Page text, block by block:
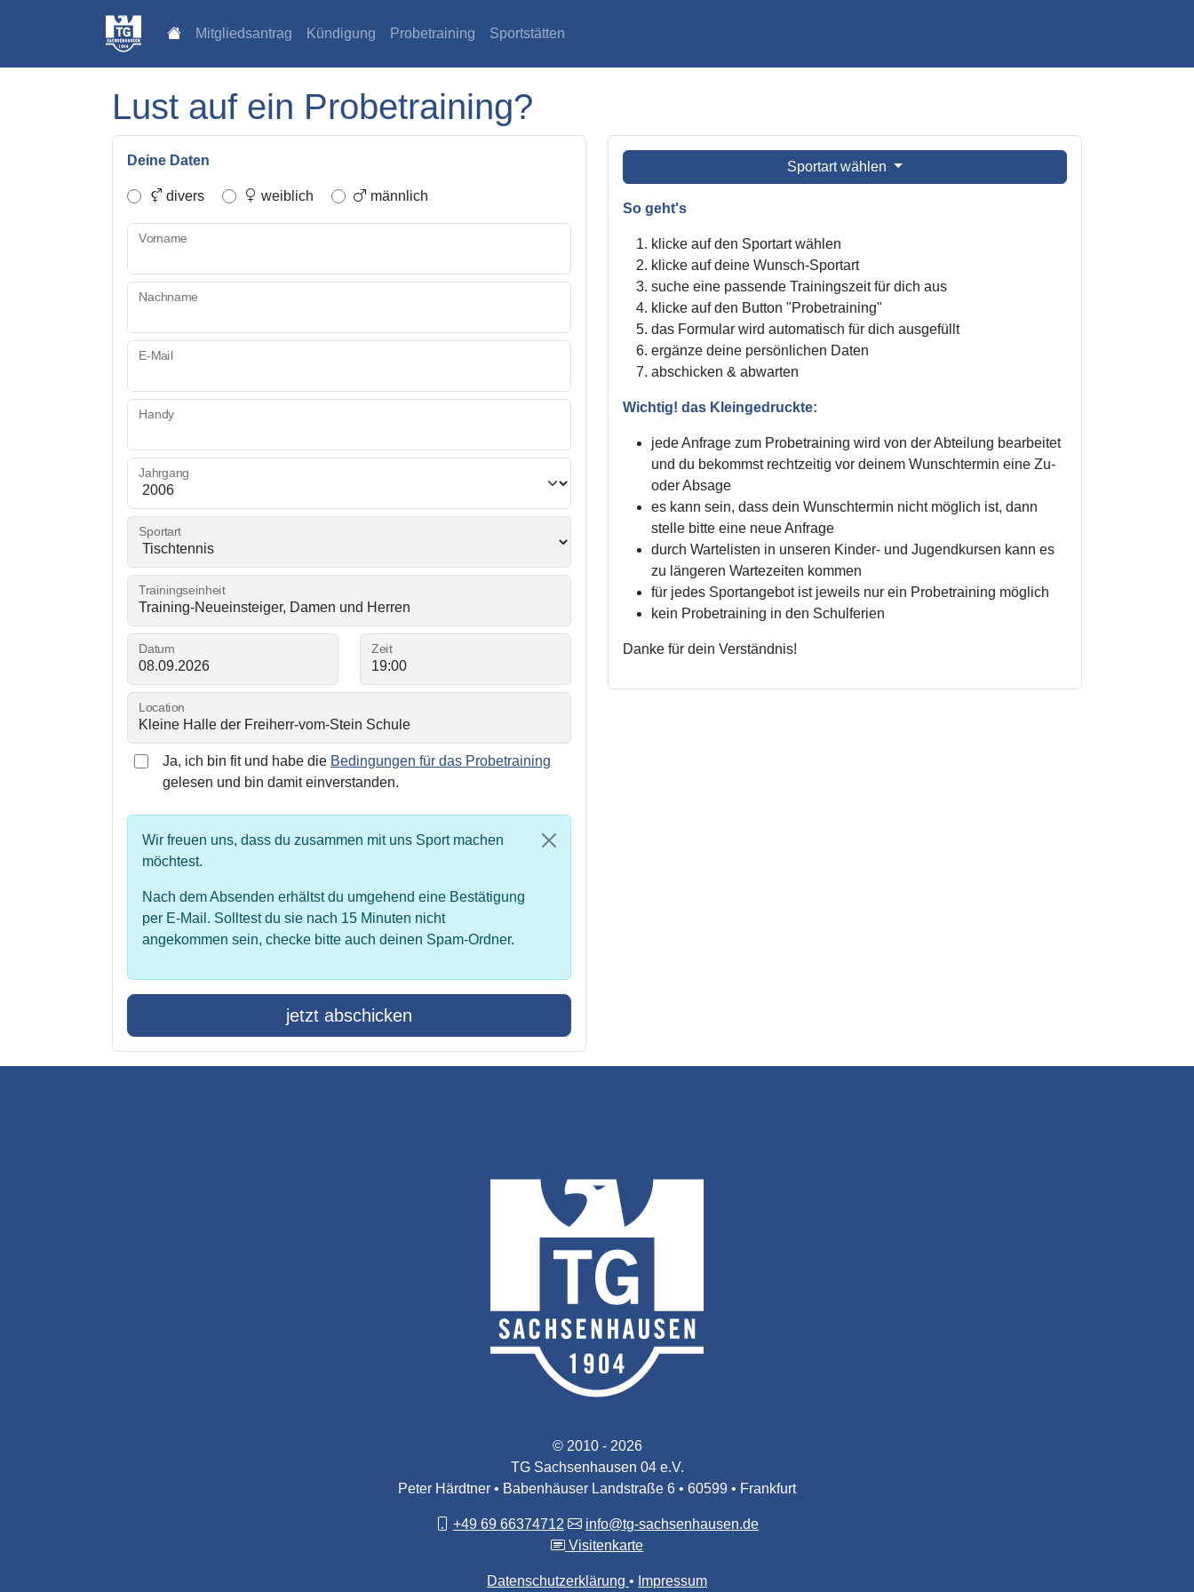
Mitgliedsantrag Kündigung Probetraining Sportstätten
Lust auf ein Probetraining?
Deine Daten
divers weiblich männlich
Vorname
Nachname
E-Mail
Handy
Jahrgang
Sportart
Trainingseinheit
Datum Zeit
Location
Ja, ich bin fit und habe die Bedingungen für das Probetraining
gelesen und bin damit einverstanden.
Wir freuen uns, dass du zusammen mit uns Sport machen
möchtest.
Nach dem Absenden erhältst du umgehend eine Bestätigung
per E-Mail. Solltest du sie nach 15 Minuten nicht
angekommen sein, checke bitte auch deinen Spam-Ordner.
jetzt abschicken
Sportart wählen
So geht's
klicke auf den Sportart wählen
klicke auf deine Wunsch-Sportart
suche eine passende Trainingszeit für dich aus
klicke auf den Button "Probetraining"
das Formular wird automatisch für dich ausgefüllt
ergänze deine persönlichen Daten
abschicken & abwarten
Wichtig! das Kleingedruckte:
jede Anfrage zum Probetraining wird von der Abteilung bearbeitet
und du bekommst rechtzeitig vor deinem Wunschtermin eine Zu-
oder Absage
es kann sein, dass dein Wunschtermin nicht möglich ist, dann
stelle bitte eine neue Anfrage
durch Wartelisten in unseren Kinder- und Jugendkursen kann es
zu längeren Wartezeiten kommen
für jedes Sportangebot ist jeweils nur ein Probetraining möglich
kein Probetraining in den Schulferien
Danke für dein Verständnis!
© 2010 - 2026
TG Sachsenhausen 04 e.V.
Peter Härdtner • Babenhäuser Landstraße 6 • 60599 • Frankfurt
+49 69 66374712
info@tg-sachsenhausen.de
Visitenkarte
Datenschutzerklärung Impressum